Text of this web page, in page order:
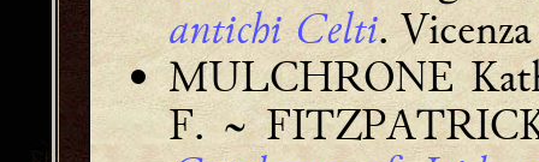
antichi Celti.
MULCHRONE
F. ~